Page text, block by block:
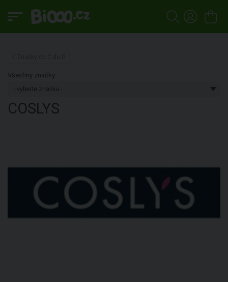
Všechny značky:
COSLYS